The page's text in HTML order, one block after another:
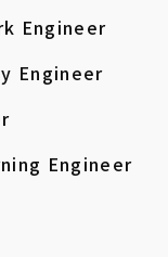
Engineer
Engineer
Engineer